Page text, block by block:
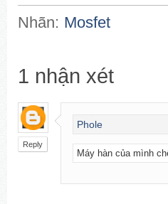
Nhãn: Mosfet
1 nhận xét
Reply
Phole
Máy hàn của mình